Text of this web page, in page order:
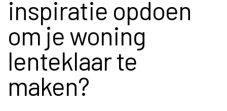
inspiratie opdoen
om je woning
lenteklaar te
maken?